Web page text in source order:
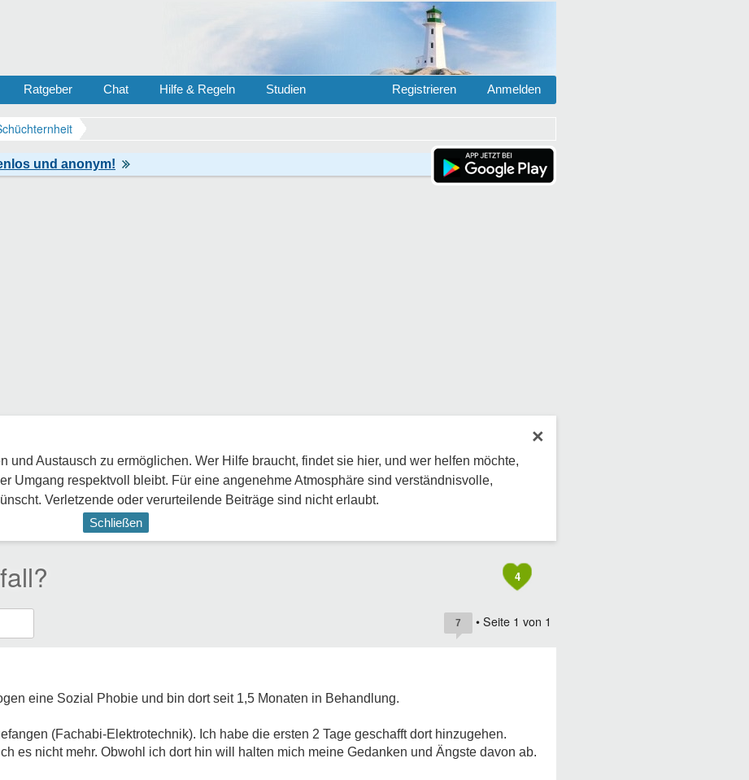
Ratgeber Chat Hilfe & Regeln Studien Anmelden
Registrieren
×
und Austausch zu ermöglichen. Wer Hilfe braucht, findet sie hier, und wer helfen möchte,
Umgang respektvoll bleibt. Für eine angenehme Atmosphäre sind verständnisvolle,
Verletzende oder verurteilende Beiträge sind nicht erlaubt.
Schließen
4
7 • Seite 1 von 1
eine Sozial Phobie und bin dort seit 1,5 Monaten in Behandlung.
(Fachabi-Elektrotechnik). Ich habe die ersten 2 Tage geschafft dort hinzugehen.
es nicht mehr. Obwohl ich dort hin will halten mich meine Gedanken und Ängste davon ab.